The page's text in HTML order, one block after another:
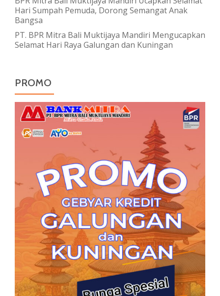
Hari Sumpah Pemuda, Dorong Semangat Anak
Bangsa
PT. BPR Mitra Bali Muktijaya Mandiri Mengucapkan
Selamat Hari Raya Galungan dan Kuningan
PROMO